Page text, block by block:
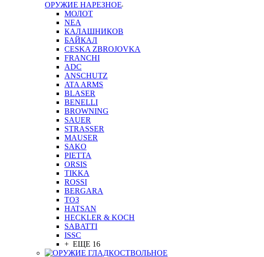
ОРУЖИЕ НАРЕЗНОЕ
МОЛОТ
NEA
КАЛАШНИКОВ
БАЙКАЛ
CESKA ZBROJOVKA
FRANCHI
ADC
ANSCHUTZ
ATA ARMS
BLASER
BENELLI
BROWNING
SAUER
STRASSER
MAUSER
SAKO
PIETTA
ORSIS
TIKKA
ROSSI
BERGARA
ТОЗ
HATSAN
HECKLER & KOCH
SABATTI
ISSC
+ ЕЩЕ 16